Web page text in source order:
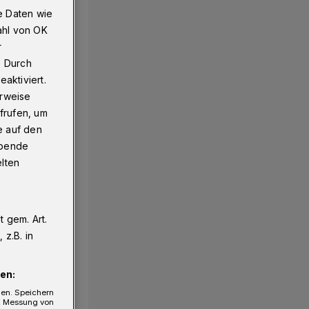
Daten wie
von OK
Durch
um
auf den
gem. Art.
z.B. in
Speichern
von